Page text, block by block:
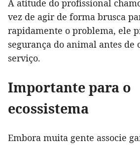
A atitude do profissional
vez de agir de forma brusca
rapidamente o problema, ele
segurança do animal antes de
serviço.
Importante para o
ecossistema
Embora muita gente associe